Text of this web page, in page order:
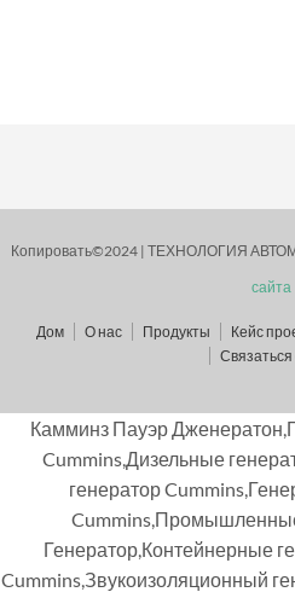
Копировать©2024 | ТЕХНОЛОГИЯ
сайта
Дом О нас Продукты Кейс
Связаться
Камминз Пауэр
Cummins,Дизельные
генератор
Генератор,Контейнерные
Cummins,Звукоизоляционный